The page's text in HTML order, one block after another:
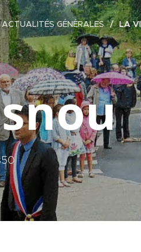
ACTUALITÉS GÉNÉRALES LA